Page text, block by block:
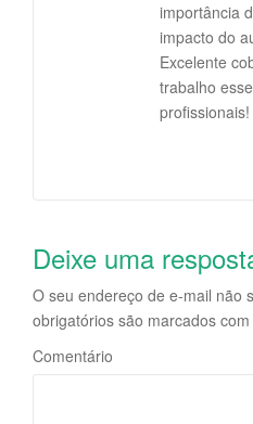
importância
impacto do
Excelente
trabalho
profissionais!
Deixe uma
O seu endereço de e-mail não
obrigatórios são marcados com
Comentário